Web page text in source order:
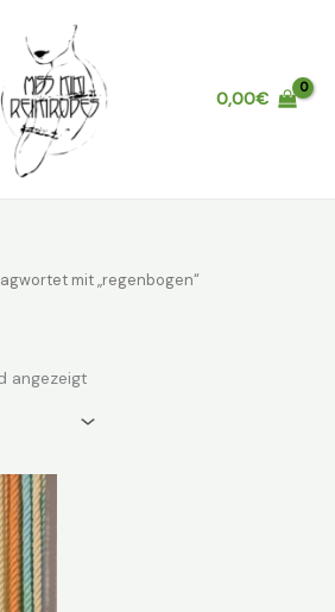
0,00€
mit „regenbogen“
angezeigt